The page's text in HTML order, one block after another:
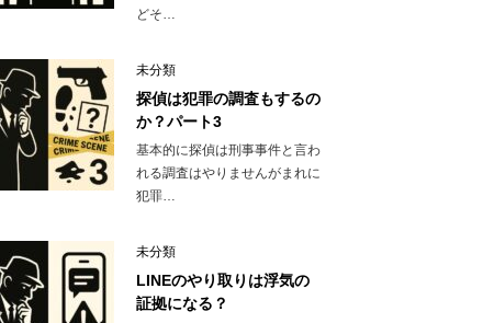
どそ…
未分類
探偵は犯罪の調査もするの
か？パート3
基本的に探偵は刑事事件と言わ
れる調査はやりませんがまれに
犯罪…
未分類
LINEのやり取りは浮気の
証拠になる？